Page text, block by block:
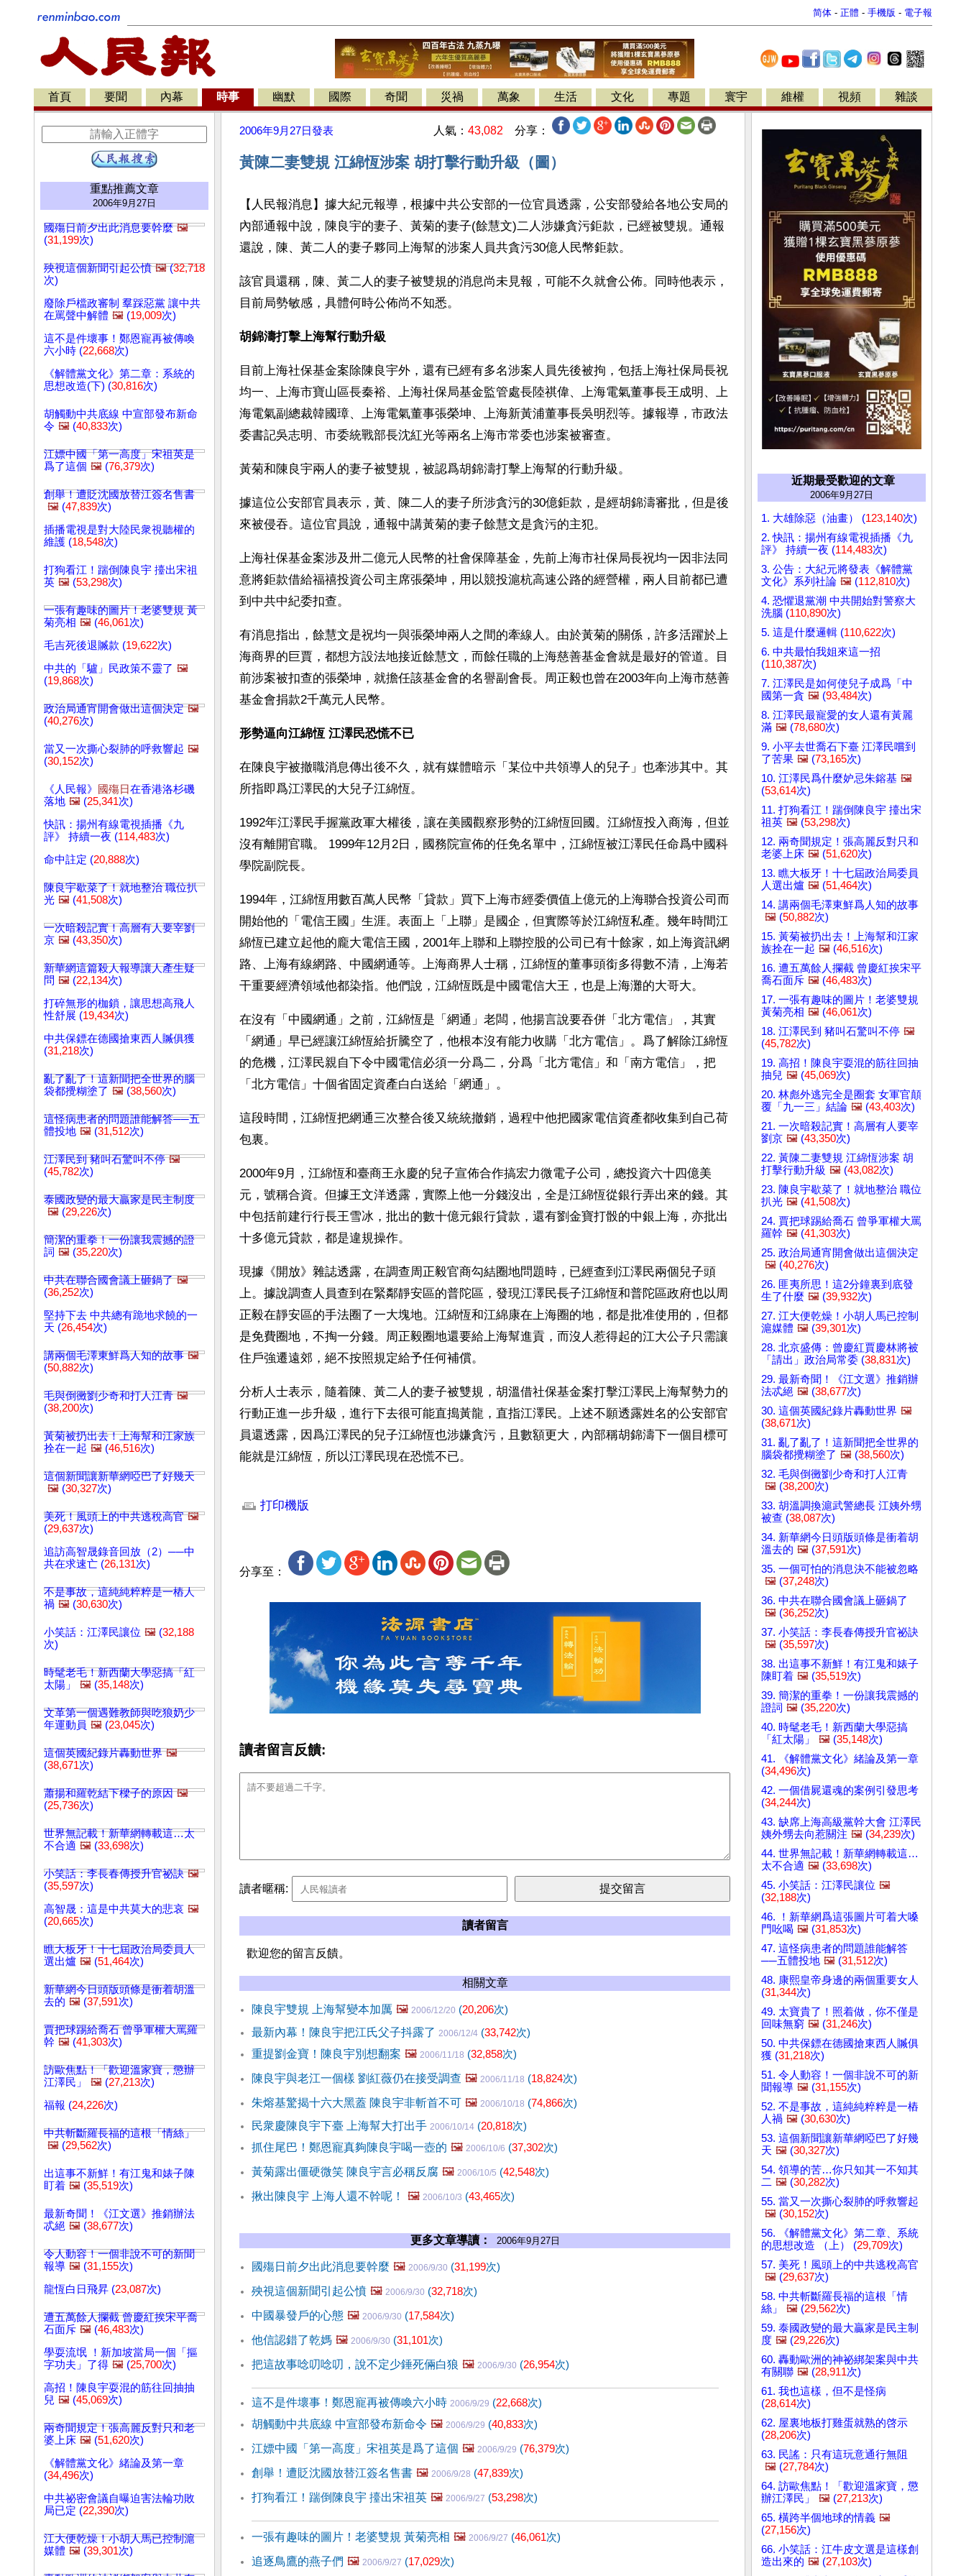
简体 - 正體 - 手機版 - 電子報
首頁 要聞 內幕 時事 幽默 國際 奇聞 災禍 萬象 生活 文化 專題 寰宇 維權 視頻 雜談
重點推薦文章
2006年9月27日
國殤日前夕出此消息要幹麼 🖼️
(31,199次)
殃視這個新聞引起公憤 🖼️(32,718
次)
廢除戶檔政審制 羣踩惡黨 讓中共
在罵聲中解體 🖼️ (19,009次)
這不是件壞事！鄭恩寵再被傳喚
六小時 (22,668次)
《解體黨文化》第二章：系統的
思想改造(下) (30,816次)
胡觸動中共底線 中宣部發布新命
令 🖼️ (40,833次)
江嫖中國「第一高度」宋祖英是
爲了這個 🖼️ (76,379次)
創舉！遭貶沈國放替江簽名售書
🖼️ (47,839次)
插播電視是對大陸民衆視聽權的
維護 (18,548次)
打狗看江！踹倒陳良宇 擡出宋祖
英 🖼️ (53,298次)
一張有趣味的圖片！老婆雙規 黃
菊亮相 🖼️ (46,061次)
毛吉死後退贓款 (19,622次)
中共的「驢」民政策不靈了 🖼️
(19,868次)
政治局通宵開會做出這個決定 🖼️
(40,276次)
當又一次撕心裂肺的呼救響起 🖼️
(30,152次)
《人民報》 國殤日在香港洛杉磯
落地 🖼️ (25,341次)
快訊：揚州有線電視插播《九
評》 持續一夜 (114,483次)
命中註定 (20,888次)
陳良宇歇菜了！就地整治 職位扒
光 🖼️ (41,508次)
一次暗殺記實！高層有人要宰劉
京 🖼️ (43,350次)
新華網這篇殺人報導讓人產生疑
問 🖼️ (22,134次)
打碎無形的枷鎖，讓思想高飛人
性舒展 (19,434次)
中共保鏢在德國搶東西人贓俱獲
(31,218次)
亂了亂了！這新聞把全世界的腦
袋都攪糊塗了 🖼️ (38,560次)
這怪病患者的問題誰能解答──五
體投地 🖼️ (31,512次)
江澤民到 豬叫石驚叫不停 🖼️
(45,782次)
泰國政變的最大贏家是民主制度
🖼️ (29,226次)
簡潔的重拳！一份讓我震撼的證
詞 🖼️ (35,220次)
中共在聯合國會議上砸鍋了 🖼️
(36,252次)
堅持下去 中共總有跪地求饒的一
天 (26,454次)
講兩個毛澤東鮮爲人知的故事 🖼️
(50,882次)
毛與倒黴劉少奇和打人江青 🖼️
(38,200次)
黃菊被扔出去！上海幫和江家族
拴在一起 🖼️ (46,516次)
這個新聞讓新華網啞巴了好幾天
🖼️ (30,327次)
美死！風頭上的中共逃稅高官 🖼️
(29,637次)
追訪高智晟錄音回放（2）──中
共在求速亡 (26,131次)
不是事故，這純純粹粹是一樁人
禍 🖼️ (30,630次)
小笑話：江澤民讓位 🖼️ (32,188
次)
時髦老毛！新西蘭大學惡搞「紅
太陽」
🖼️ (35,148次)
文革第一個遇難教師與吃狼奶少
年運動員 🖼️ (23,045次)
這個英國紀錄片轟動世界 🖼️
(38,671次)
蕭揚和羅乾結下樑子的原因 🖼️
(25,736次)
世界無記載！新華網轉載這…太
不合適 🖼️ (33,698次)
小笑話：李長春傳授升官祕訣 🖼️
(35,597次)
高智晟：這是中共莫大的悲哀 🖼️
(20,665次)
瞧大板牙！十七屆政治局委員人
選出爐 🖼️ (51,464次)
新華網今日頭版頭條是衝着胡溫
去的 🖼️ (37,591次)
賈把球踢給喬石 曾爭軍權大罵羅
幹 🖼️ (41,303次)
訪歐焦點！「歡迎溫家寶，懲辦
江澤民」
🖼️ (27,213次)
福報 (24,226次)
中共斬斷羅長福的這根「情絲」
🖼️ (29,562次)
出這事不新鮮！有江鬼和婊子陳
盯着 🖼️ (35,519次)
最新奇聞！《江文選》推銷辦法
忒絕 🖼️ (38,677次)
令人動容！一個非說不可的新聞
報導 🖼️ (31,155次)
龍恆白日飛昇 (23,087次)
遭五萬餘人攔截 曾慶紅挨宋平喬
石面斥 🖼️ (46,483次)
學耍流氓 ！新加坡當局一個「摳
字功夫」了得 🖼️ (25,700次)
高招！陳良宇耍混的筋往回抽抽
兒 🖼️ (45,069次)
兩奇聞規定！張高麗反對只和老
婆上床 🖼️ (51,620次)
《解體黨文化》緒論及第一章
(34,496次)
中共祕密會議自曝迫害法輪功敗
局已定 (22,390次)
江大便乾燥！小胡人馬已控制滬
媒體 🖼️ (39,301次)
2006年9月27日發表 人氣： 43,082 分享：
黃陳二妻雙規 江綿恆涉案 胡打擊行動升級（圖）
【人民報消息】據大紀元報導，根據中共公安部的一位官員透露，公安部發給各地公安局的
內部通報中說，陳良宇的妻子、黃菊的妻子(餘慧文)二人涉嫌貪污鉅款，已經被雙規。通報
還說，陳、黃二人的妻子夥同上海幫的涉案人員共貪污30億人民幣鉅款。
該官員還稱，陳、黃二人的妻子被雙規的消息尚未見報，可能不久就會公佈。同時他表示，
目前局勢敏感，具體何時公佈尚不知悉。
胡錦濤打擊上海幫行動升級
目前上海社保基金案除陳良宇外，還有已經有多名涉案人員先後被拘，包括上海社保局長祝
均一、上海市寶山區長秦裕、上海社保局基金監管處長陸祺偉、上海電氣董事長王成明、上
海電氣副總裁韓國璋、上海電氣董事張榮坤、上海新黃浦董事長吳明烈等。據報導，市政法
委書記吳志明、市委統戰部長沈紅光等兩名上海市常委也涉案被審查。
黃菊和陳良宇兩人的妻子被雙規，被認爲胡錦濤打擊上海幫的行動升級。
據這位公安部官員表示，黃、陳二人的妻子所涉貪污的30億鉅款，是經胡錦濤審批，但是後
來被侵吞。這位官員說，通報中講黃菊的妻子餘慧文是貪污的主犯。
上海社保基金案涉及卅二億元人民幣的社會保障基金，先前上海市社保局長祝均一因非法同
意將鉅款借給福禧投資公司主席張榮坤，用以競投滬杭高速公路的經營權，兩人目前都已遭
到中共中紀委扣查。
有消息指出，餘慧文是祝均一與張榮坤兩人之間的牽線人。由於黃菊的關係，許多活躍於上
海商界的巨賈，都想方設法地接近餘慧文，而餘任職的上海慈善基金會就是最好的管道。目
前涉案被扣查的張榮坤，就擔任該基金會的名譽副會長。周正毅也曾在2003年向上海市慈善
基金會捐款2千萬元人民幣。
形勢逼向江綿恆 江澤民恐慌不已
在陳良宇被撤職消息傳出後不久，就有媒體暗示「某位中共領導人的兒子」也牽涉其中。其
所指即爲江澤民的大兒子江綿恆。
1992年江澤民手握黨政軍大權後，讓在美國觀察形勢的江綿恆回國。江綿恆投入商海，但並
沒有離開官職。 1999年12月2日，國務院宣佈的任免名單中，江綿恆被江澤民任命爲中國科
學院副院長。
1994年，江綿恆用數百萬人民幣「貸款」買下上海市經委價值上億元的上海聯合投資公司而
開始他的「電信王國」生涯。表面上「上聯」是國企，但實際等於江綿恆私產。幾年時間江
綿恆已建立起他的龐大電信王國，2001年上聯和上聯控股的公司已有十餘家，如上海資訊網
路、上海有線網路、中國網通等。上海商界人士稱，江綿恆的董事頭銜多得數不清，上海若
干重要經濟領域他都染指。他們說，江綿恆既是中國電信大王，也是上海灘的大哥大。
在沒有「中國網通」之前，江綿恆是「網通」老闆，他揚言說要吞併「北方電信」，其實
「網通」早已經讓江綿恆給折騰空了，他根本沒有能力收購「北方電信」。爲了解除江綿恆
的危機，江澤民親自下令中國電信必須一分爲二，分爲「北方電信」和「南方電信」，把
「北方電信」十個省固定資產白白送給「網通」。
這段時間，江綿恆把網通三次整合後又統統撤銷，過程中他把國家電信資產都收集到自己荷
包裏。
2000年9月，江綿恆和臺商王永慶的兒子宣佈合作搞宏力微電子公司，總投資六十四億美
元，號稱合資。但據王文洋透露，實際上他一分錢沒出，全是江綿恆從銀行弄出來的錢。其
中包括前建行行長王雪冰，批出的數十億元銀行貸款，還有劉金寶打骰的中銀上海，亦批出
十多億元貸款，都是違規操作。
現據《開放》雜誌透露，在調查周正毅官商勾結圈地問題時，已經查到江澤民兩個兒子頭
上。據說調查人員查到在緊鄰靜安區的普陀區，發現江澤民長子江綿恆和普陀區政府也以周
正毅在靜安區的手法圈了一大塊地。江綿恆和江綿康在上海圈的地，都是批准使用的，但都
是免費圈地，不掏一分錢。周正毅圈地還要給上海幫進貢，而沒人惹得起的江大公子只需讓
住戶強遷遠郊，絕不按照規定給予任何補償。
分析人士表示，隨着陳、黃二人的妻子被雙規，胡溫借社保基金案打擊江澤民上海幫勢力的
行動正進一步升級，進行下去很可能直搗黃龍，直指江澤民。上述不願透露姓名的公安部官
員還透露，因爲江澤民的兒子江綿恆也涉嫌貪污，且數額更大，內部稱胡錦濤下一個目標可
能就是江綿恆，所以江澤民現在恐慌不已。
打印機版
分享至：
讀者留言反饋:
讀者暱稱:
讀者留言
歡迎您的留言反饋。
相關文章
陳良宇雙規 上海幫變本加厲 🖼️ 2006/12/20 (20,206次)
最新內幕！陳良宇把江氏父子抖露了 2006/12/4 (33,742次)
重提劉金寶！陳良宇別想翻案 🖼️ 2006/11/18 (32,858次)
陳良宇與老江一個樣 劉紅薇仍在接受調查 🖼️ 2006/11/18 (18,824次)
朱熔基驚揭十六大黑蓋 陳良宇非斬首不可 🖼️ 2006/10/18 (74,866次)
民衆慶陳良宇下臺 上海幫大打出手 2006/10/14 (20,818次)
抓住尾巴！鄭恩寵真夠陳良宇喝一壺的 🖼️ 2006/10/6 (37,302次)
黃菊露出僵硬微笑 陳良宇言必稱反腐 🖼️ 2006/10/5 (42,548次)
揪出陳良宇 上海人還不幹呢！
🖼️ 2006/10/3 (43,465次)
更多文章導讀： 2006年9月27日
國殤日前夕出此消息要幹麼 🖼️ 2006/9/30 (31,199次)
殃視這個新聞引起公憤 🖼️ 2006/9/30 (32,718次)
中國暴發戶的心態 🖼️ 2006/9/30 (17,584次)
他信認錯了乾媽 🖼️ 2006/9/30 (31,101次)
把這故事唸叨唸叨，說不定少錘死倆白狼 🖼️ 2006/9/30 (26,954次)
這不是件壞事！鄭恩寵再被傳喚六小時 2006/9/29 (22,668次)
胡觸動中共底線 中宣部發布新命令 🖼️ 2006/9/29 (40,833次)
江嫖中國「第一高度」宋祖英是爲了這個 🖼️ 2006/9/29 (76,379次)
創舉！遭貶沈國放替江簽名售書 🖼️ 2006/9/28 (47,839次)
打狗看江！踹倒陳良宇 擡出宋祖英 🖼️ 2006/9/27 (53,298次)
一張有趣味的圖片！老婆雙規 黃菊亮相 🖼️ 2006/9/27 (46,061次)
追逐鳥鷹的燕子們 🖼️ 2006/9/27 (17,029次)
近期最受歡迎的文章
2006年9月27日
1. 大雄除惡（油畫） (123,140次)
2. 快訊：揚州有線電視插播《九
評》 持續一夜 (114,483次)
3. 公告：大紀元將發表《解體黨
文化》系列社論 🖼️ (112,810次)
4. 恐懼退黨潮 中共開始對警察大
洗腦 (110,890次)
5. 這是什麼邏輯 (110,622次)
6. 中共最怕我姐來這一招
(110,387次)
7. 江澤民是如何使兒子成爲「中
國第一貪 🖼️ (93,484次)
8. 江澤民最寵愛的女人還有黃麗
滿 🖼️ (78,680次)
9. 小平去世喬石下臺 江澤民嚐到
了苦果 🖼️ (73,165次)
10. 江澤民爲什麼妒忌朱鎔基 🖼️
(53,614次)
11. 打狗看江！踹倒陳良宇 擡出宋
祖英 🖼️ (53,298次)
12. 兩奇聞規定！張高麗反對只和
老婆上床 🖼️ (51,620次)
13. 瞧大板牙！十七屆政治局委員
人選出爐 🖼️ (51,464次)
14. 講兩個毛澤東鮮爲人知的故事
🖼️ (50,882次)
15. 黃菊被扔出去！上海幫和江家
族拴在一起 🖼️ (46,516次)
16. 遭五萬餘人攔截 曾慶紅挨宋平
喬石面斥 🖼️ (46,483次)
17. 一張有趣味的圖片！老婆雙規
黃菊亮相 🖼️ (46,061次)
18. 江澤民到 豬叫石驚叫不停 🖼️
(45,782次)
19. 高招！陳良宇耍混的筋往回抽
抽兒 🖼️ (45,069次)
20. 林彪外逃完全是圈套 女軍官顛
覆「九一三」結論 🖼️ (43,403次)
21. 一次暗殺記實！高層有人要宰
劉京 🖼️ (43,350次)
22. 黃陳二妻雙規 江綿恆涉案 胡
打擊行動升級 🖼️ (43,082次)
23. 陳良宇歇菜了！就地整治 職位
扒光 🖼️ (41,508次)
24. 賈把球踢給喬石 曾爭軍權大罵
羅幹 🖼️ (41,303次)
25. 政治局通宵開會做出這個決定
🖼️ (40,276次)
26. 匪夷所思！這2分鐘裏到底發
生了什麼 🖼️ (39,932次)
27. 江大便乾燥！小胡人馬已控制
滬媒體 🖼️ (39,301次)
28. 北京盛傳：曾慶紅賈慶林將被
「請出」政治局常委 (38,831次)
29. 最新奇聞！《江文選》推銷辦
法忒絕 🖼️ (38,677次)
30. 這個英國紀錄片轟動世界 🖼️
(38,671次)
31. 亂了亂了！這新聞把全世界的
腦袋都攪糊塗了 🖼️ (38,560次)
32. 毛與倒黴劉少奇和打人江青
🖼️ (38,200次)
33. 胡溫調換滬武警總長 江姨外甥
被查 (38,087次)
34. 新華網今日頭版頭條是衝着胡
溫去的 🖼️ (37,591次)
35. 一個可怕的消息決不能被忽略
🖼️ (37,248次)
36. 中共在聯合國會議上砸鍋了
🖼️ (36,252次)
37. 小笑話：李長春傳授升官祕訣
🖼️ (35,597次)
38. 出這事不新鮮！有江鬼和婊子
陳盯着 🖼️ (35,519次)
39. 簡潔的重拳！一份讓我震撼的
證詞 🖼️ (35,220次)
40. 時髦老毛！新西蘭大學惡搞
「紅太陽」
🖼️ (35,148次)
41. 《解體黨文化》緒論及第一章
(34,496次)
42. 一個借屍還魂的案例引發思考
(34,244次)
43. 缺席上海高級黨幹大會 江澤民
姨外甥去向惹關注 🖼️ (34,239次)
44. 世界無記載！新華網轉載這…
太不合適 🖼️ (33,698次)
45. 小笑話：江澤民讓位 🖼️
(32,188次)
46. ！新華網爲這張圖片可着大嗓
門吆喝 🖼️ (31,853次)
47. 這怪病患者的問題誰能解答
──五體投地 🖼️ (31,512次)
48. 康熙皇帝身邊的兩個重要女人
(31,344次)
49. 太寶貴了！照着做，你不僅是
回味無窮 🖼️ (31,246次)
50. 中共保鏢在德國搶東西人贓俱
獲 (31,218次)
51. 令人動容！一個非說不可的新
聞報導 🖼️ (31,155次)
52. 不是事故，這純純粹粹是一樁
人禍 🖼️ (30,630次)
53. 這個新聞讓新華網啞巴了好幾
天 🖼️ (30,327次)
54. 領導的苦…你只知其一不知其
二 🖼️ (30,282次)
55. 當又一次撕心裂肺的呼救響起
🖼️ (30,152次)
56. 《解體黨文化》第二章、系統
的思想改造 （上） (29,709次)
57. 美死！風頭上的中共逃稅高官
🖼️ (29,637次)
58. 中共斬斷羅長福的這根「情
絲」
🖼️ (29,562次)
59. 泰國政變的最大贏家是民主制
度 🖼️ (29,226次)
60. 轟動歐洲的神祕綁架案與中共
有關聯 🖼️ (28,911次)
61. 我也這樣，但不是怪病
(28,614次)
62. 屋裏地板打雞蛋就熟的啓示
(28,206次)
63. 民謠：只有這玩意通行無阻
🖼️ (27,784次)
64. 訪歐焦點！「歡迎溫家寶，懲
辦江澤民」
🖼️ (27,213次)
65. 橫跨半個地球的情義 🖼️
(27,156次)
66. 小笑話：江牛皮文選是這樣創
造出來的 🖼️ (27,103次)